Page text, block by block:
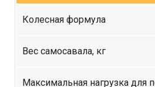
Колесная формула
Вес самосавала, кг
Максимальная нагрузка для